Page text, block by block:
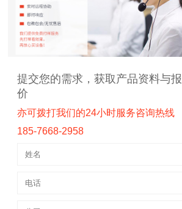
提交您的需求，获取产品资料与报
价
亦可拨打我们的24小时服务咨询热线
185-7668-2958